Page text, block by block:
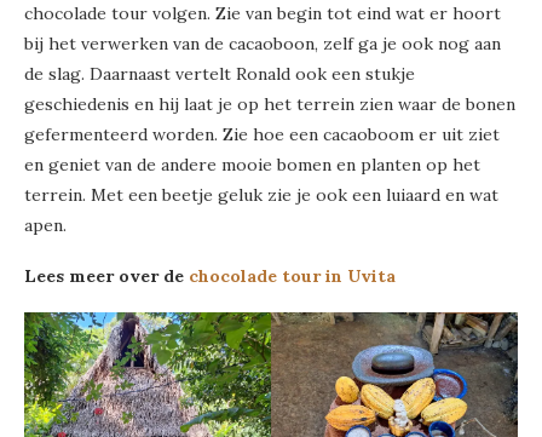
chocolade tour volgen. Zie van begin tot eind wat er hoort
bij het verwerken van de cacaoboon, zelf ga je ook nog aan
de slag. Daarnaast vertelt Ronald ook een stukje
geschiedenis en hij laat je op het terrein zien waar de bonen
gefermenteerd worden. Zie hoe een cacaoboom er uit ziet
en geniet van de andere mooie bomen en planten op het
terrein. Met een beetje geluk zie je ook een luiaard en wat
apen.
Lees meer over de chocolade tour in Uvita